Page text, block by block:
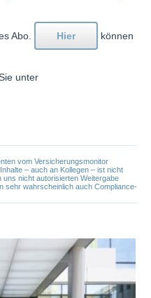
Abo.
Hier
können
unter
vom Versicherungsmonitor
– auch an Kollegen – ist nicht
uns nicht autorisierten Weitergabe
sehr wahrscheinlich auch Compliance-